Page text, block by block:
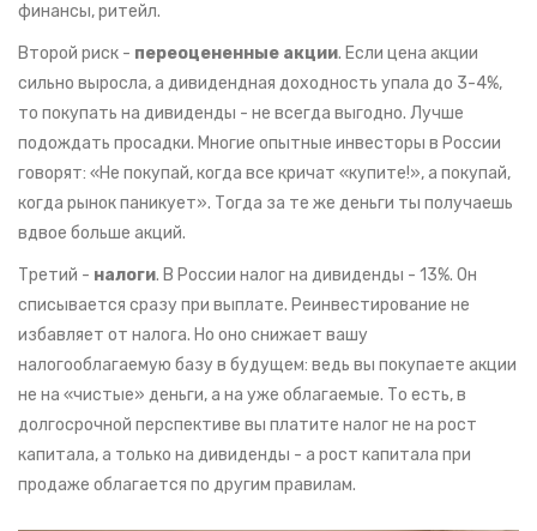
финансы, ритейл.
Второй риск - переоцененные акции. Если цена акции
сильно выросла, а дивидендная доходность упала до 3-4%,
то покупать на дивиденды - не всегда выгодно. Лучше
подождать просадки. Многие опытные инвесторы в России
говорят: «Не покупай, когда все кричат «купите!», а покупай,
когда рынок паникует». Тогда за те же деньги ты получаешь
вдвое больше акций.
Третий - налоги. В России налог на дивиденды - 13%. Он
списывается сразу при выплате. Реинвестирование не
избавляет от налога. Но оно снижает вашу
налогооблагаемую базу в будущем: ведь вы покупаете акции
не на «чистые» деньги, а на уже облагаемые. То есть, в
долгосрочной перспективе вы платите налог не на рост
капитала, а только на дивиденды - а рост капитала при
продаже облагается по другим правилам.